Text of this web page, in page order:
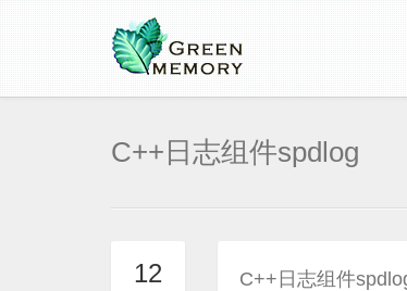
C++日志组件spdlog
12 C++日志组件